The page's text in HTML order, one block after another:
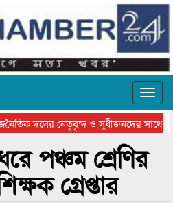
দলের নেতৃবৃন্দ ও সুধীজনদের সাথে
বাংলাদেশ গ্রুপ থিয়েটার ফেডারেশানের
পঞ্চম শ্রেণির
গ্রেপ্তার